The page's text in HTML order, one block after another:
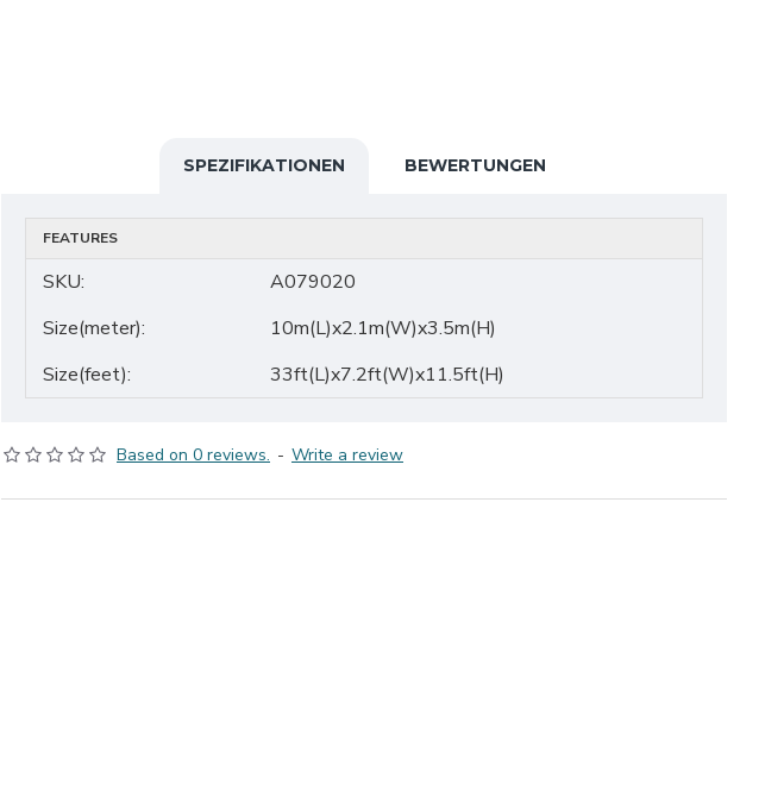
SPEZIFIKATIONEN BEWERTUNGEN
FEATURES
SKU:
A079020
Size(meter):
10m(L)x2.1m(W)x3.5m(H)
Size(feet):
33ft(L)x7.2ft(W)x11.5ft(H)
Based on 0 reviews. - Write a review